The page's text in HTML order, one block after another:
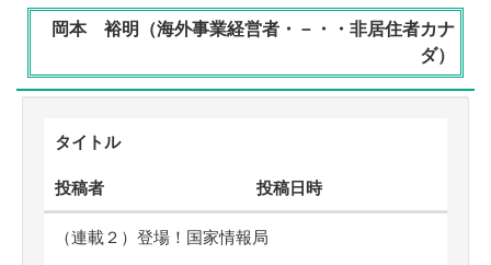
岡本 裕明（海外事業経営者・－・・非居住者カナ
ダ）
タイトル
投稿者 投稿日時
（連載２）登場！国家情報局